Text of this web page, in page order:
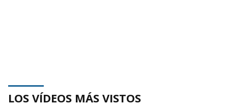
LOS VÍDEOS MÁS VISTOS